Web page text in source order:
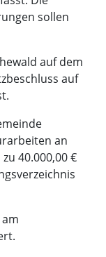
sollen
auf dem
auf
an
40.000,00 €